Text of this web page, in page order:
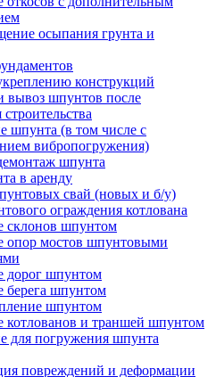
осыпания грунта и
конструкций
вывоз шпунтов после
шпунта (в том числе с
вибропогружения)
шпунта
в аренду
свай (новых и б/у)
ограждения котлована
склонов шпунтом
опор мостов шпунтовыми
дорог шпунтом
берега шпунтом
шпунтом
котлованов и траншей шпунтом
для погружения шпунта
повреждений и деформации